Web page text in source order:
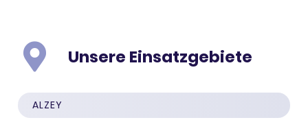
Unsere Einsatzgebiete
ALZEY